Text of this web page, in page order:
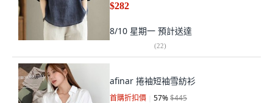
$282
8/10 星期一 預計送達
(22)
afinar 捲袖短袖雪紡衫
首購折扣價 57%$445